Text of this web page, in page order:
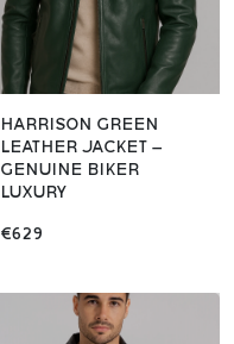
HARRISON GREEN
LEATHER JACKET –
GENUINE BIKER
LUXURY
€629